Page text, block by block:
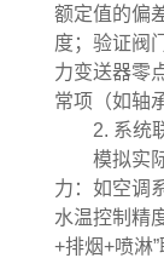
额定值的偏
度；验证阀
力变送器零
常项（如轴
2. 系统
模拟实
力：如空调
水温控制精
+排烟+喷淋